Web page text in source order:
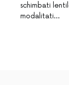
schimbati
modalitati…